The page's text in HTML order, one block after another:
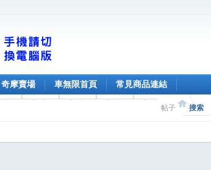
奇摩賣場 車無限首頁 常見商品連結
帖子 搜索